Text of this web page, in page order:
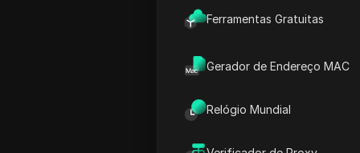
Ferramentas Gratuitas
Gerador de Endereço MAC
Relógio Mundial